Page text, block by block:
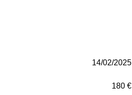
14/02/2025
180 €